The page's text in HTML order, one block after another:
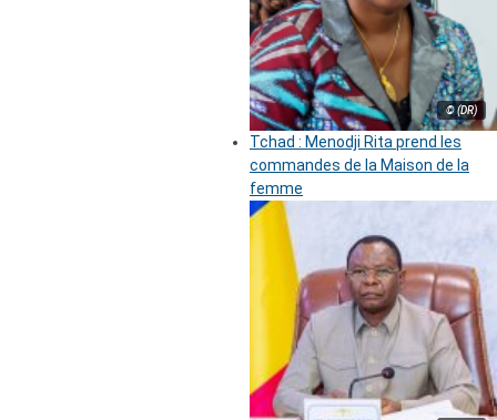
© (DR)
Tchad : Menodji Rita prend les
commandes de la Maison de la
femme